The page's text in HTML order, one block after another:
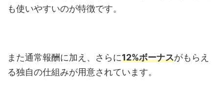
も使いやすいのが特徴です。
また通常報酬に加え、さらに12%ボーナスがもらえ
る独自の仕組みが用意されています。